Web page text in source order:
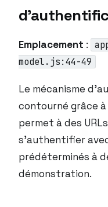
Emplacement :
model.js:44-49
Le mécanisme
contourné grâce
permet à des
s’authentifier
prédéterminés à
démonstration.